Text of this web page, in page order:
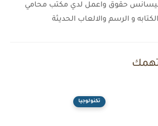
حقوق واعمل لدي مكتب محامي
و الرسم والالعاب الحديثة
تكنولوجيا